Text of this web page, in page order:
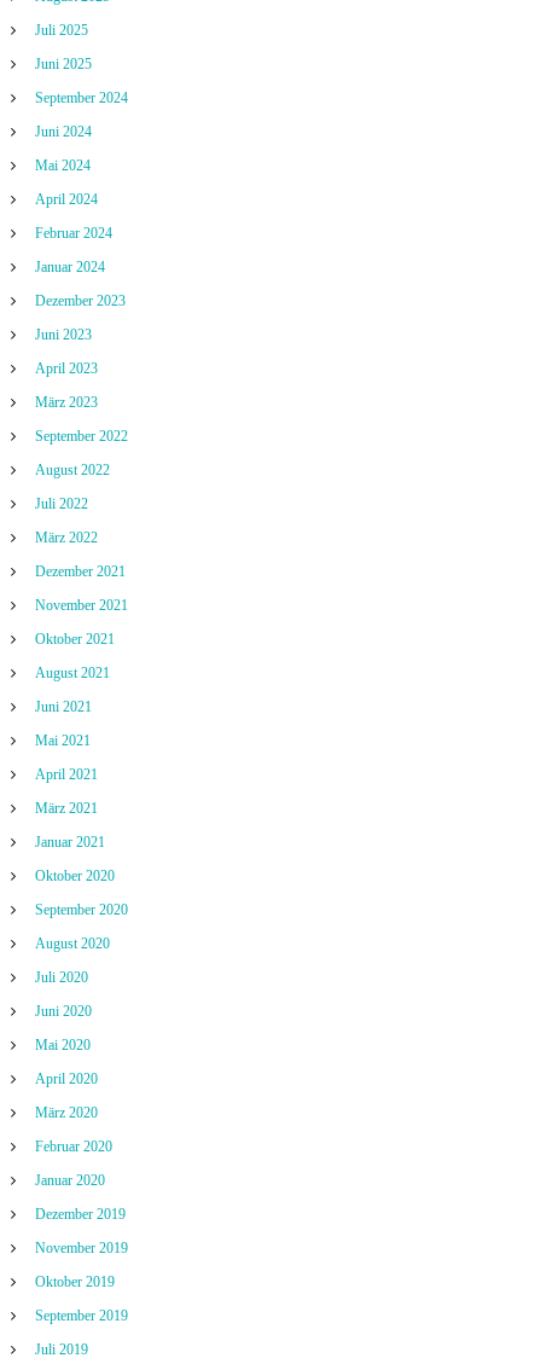
Juli 2025
Juni 2025
September 2024
Juni 2024
Mai 2024
April 2024
Februar 2024
Januar 2024
Dezember 2023
Juni 2023
April 2023
März 2023
September 2022
August 2022
Juli 2022
März 2022
Dezember 2021
November 2021
Oktober 2021
August 2021
Juni 2021
Mai 2021
April 2021
März 2021
Januar 2021
Oktober 2020
September 2020
August 2020
Juli 2020
Juni 2020
Mai 2020
April 2020
März 2020
Februar 2020
Januar 2020
Dezember 2019
November 2019
Oktober 2019
September 2019
Juli 2019